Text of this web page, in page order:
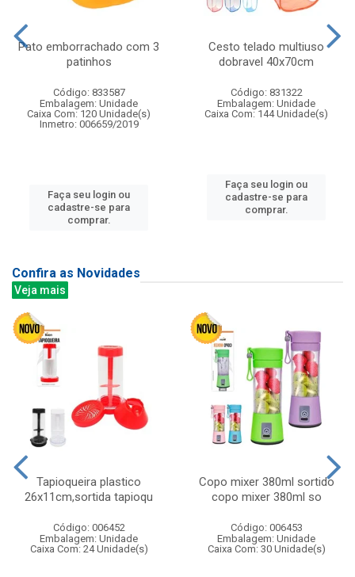
Pato emborrachado com 3
patinhos
Código: 833587
Embalagem: Unidade
Caixa Com: 120 Unidade(s)
Inmetro: 006659/2019
Faça seu login ou
cadastre-se para
comprar.
Cesto telado multiuso
dobravel 40x70cm
Código: 831322
Embalagem: Unidade
Caixa Com: 144 Unidade(s)
Faça seu login ou
cadastre-se para
comprar.
Confira as Novidades
Veja mais
Tapioqueira plastico
26x11cm,sortida tapioqu
Código: 006452
Embalagem: Unidade
Caixa Com: 24 Unidade(s)
Copo mixer 380ml sortido
copo mixer 380ml so
Código: 006453
Embalagem: Unidade
Caixa Com: 30 Unidade(s)